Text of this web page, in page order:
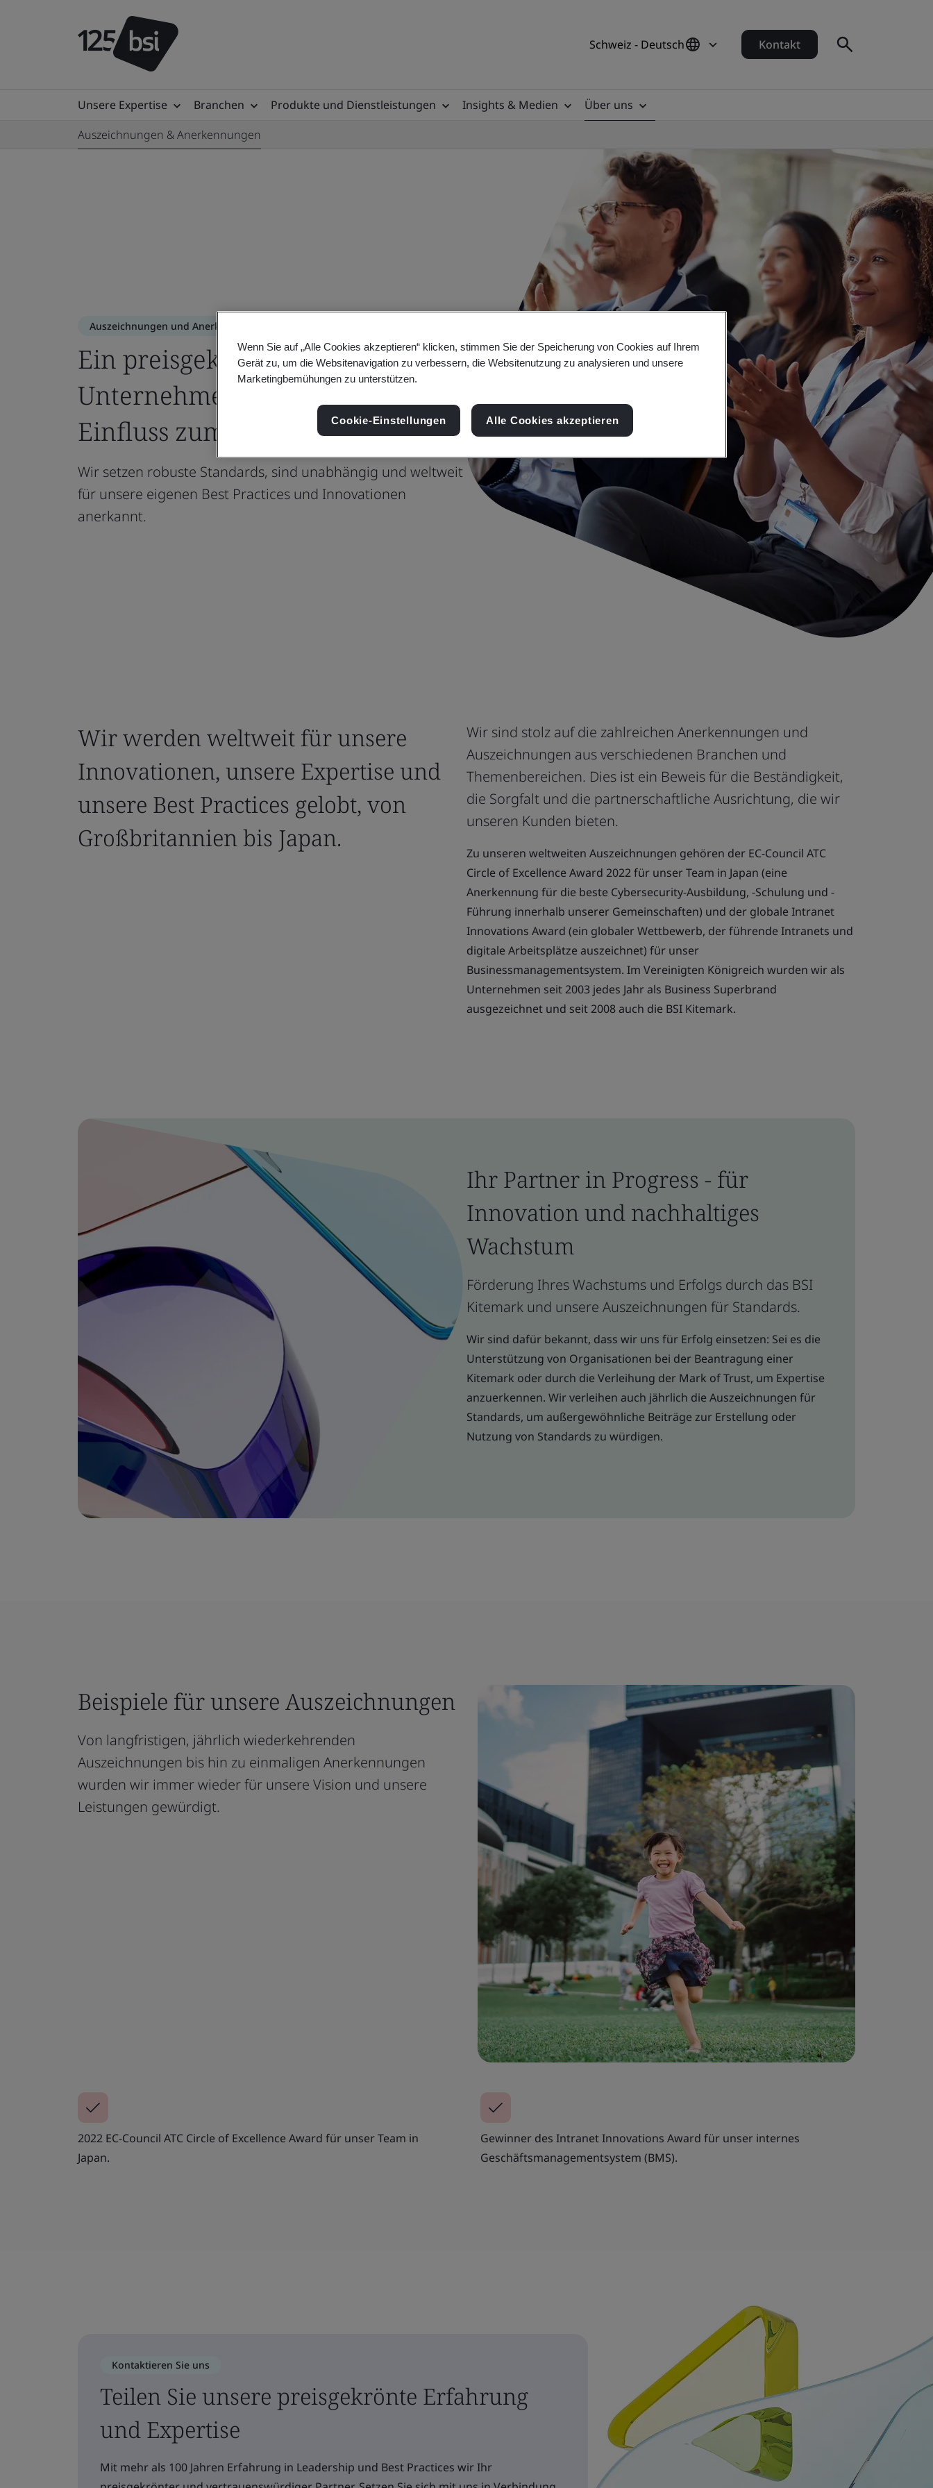
Schweiz - Deutsch Kontakt
Unsere Expertise Branchen Produkte und Dienstleistungen Insights & Medien
Über uns
Auszeichnungen & Anerkennungen
Auszeichnungen und Anerkennungen
Ein preisgekröntes
Unternehmen, mit positivem
Einfluss zum Wohle aller
Wir setzen robuste Standards, sind unabhängig und weltweit
für unsere eigenen Best Practices und Innovationen
anerkannt.
Wir werden weltweit für unsere
Innovationen, unsere Expertise und
unsere Best Practices gelobt, von
Großbritannien bis Japan.
Wir sind stolz auf die zahlreichen Anerkennungen und
Auszeichnungen aus verschiedenen Branchen und
Themenbereichen. Dies ist ein Beweis für die Beständigkeit,
die Sorgfalt und die partnerschaftliche Ausrichtung, die wir
unseren Kunden bieten.
Zu unseren weltweiten Auszeichnungen gehören der EC-Council ATC
Circle of Excellence Award 2022 für unser Team in Japan (eine
Anerkennung für die beste Cybersecurity-Ausbildung, -Schulung und -
Führung innerhalb unserer Gemeinschaften) und der globale Intranet
Innovations Award (ein globaler Wettbewerb, der führende Intranets und
digitale Arbeitsplätze auszeichnet) für unser
Businessmanagementsystem. Im Vereinigten Königreich wurden wir als
Unternehmen seit 2003 jedes Jahr als Business Superbrand
ausgezeichnet und seit 2008 auch die BSI Kitemark.
Ihr Partner in Progress - für
Innovation und nachhaltiges
Wachstum
Förderung Ihres Wachstums und Erfolgs durch das BSI
Kitemark und unsere Auszeichnungen für Standards.
Wir sind dafür bekannt, dass wir uns für Erfolg einsetzen: Sei es die
Unterstützung von Organisationen bei der Beantragung einer
Kitemark oder durch die Verleihung der Mark of Trust, um Expertise
anzuerkennen. Wir verleihen auch jährlich die Auszeichnungen für
Standards, um außergewöhnliche Beiträge zur Erstellung oder
Nutzung von Standards zu würdigen.
Beispiele für unsere Auszeichnungen
Von langfristigen, jährlich wiederkehrenden
Auszeichnungen bis hin zu einmaligen Anerkennungen
wurden wir immer wieder für unsere Vision und unsere
Leistungen gewürdigt.
2022 EC-Council ATC Circle of Excellence Award für unser Team in
Japan.
Gewinner des Intranet Innovations Award für unser internes
Geschäftsmanagementsystem (BMS).
Kontaktieren Sie uns
Teilen Sie unsere preisgekrönte Erfahrung
und Expertise
Mit mehr als 100 Jahren Erfahrung in Leadership und Best Practices wir Ihr
Wenn Sie auf „Alle Cookies akzeptieren“ klicken, stimmen Sie der Speicherung von Cookies auf Ihrem
Gerät zu, um die Websitenavigation zu verbessern, die Websitenutzung zu analysieren und unsere
Marketingbemühungen zu unterstützen.
Cookie-Einstellungen Alle Cookies akzeptieren